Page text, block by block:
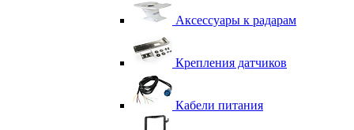
Аксессуары к радарам
Крепления датчиков
Кабели питания